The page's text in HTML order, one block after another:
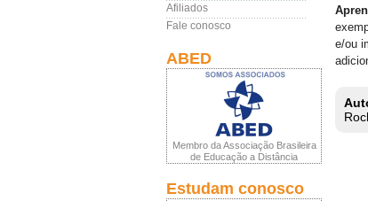
Afiliados
Fale conosco
ABED
Membro da Associação Brasileira
de Educação a Distância
Estudam conosco
e/ou